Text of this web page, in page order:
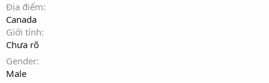
Địa điểm
Canada
Giới tính
Chưa rõ
Gender
Male